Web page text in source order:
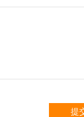
提